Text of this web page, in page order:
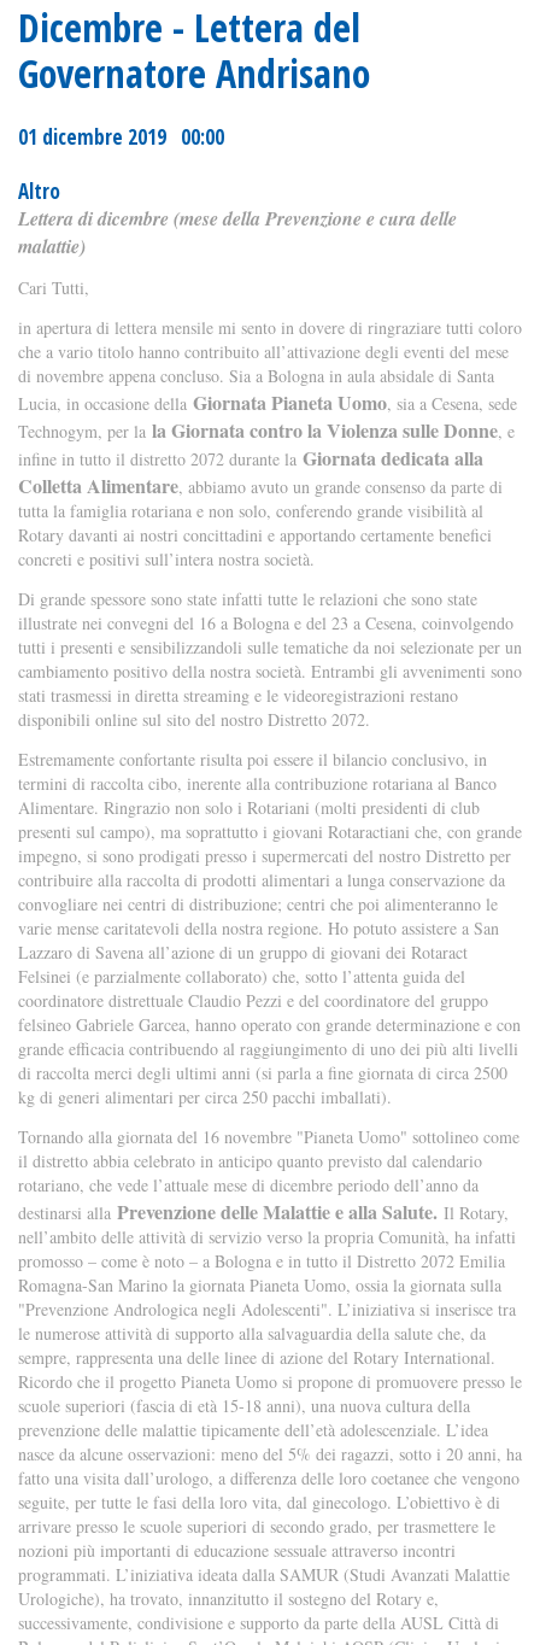
Dicembre - Lettera del
Governatore Andrisano
01 dicembre 2019 00:00
Altro
Lettera di dicembre (mese della Prevenzione e cura delle
malattie)
Cari Tutti,
in apertura di lettera mensile mi sento in dovere di ringraziare tutti coloro
che a vario titolo hanno contribuito all’attivazione degli eventi del mese
di novembre appena concluso. Sia a Bologna in aula absidale di Santa
Lucia, in occasione della Giornata Pianeta Uomo, sia a Cesena, sede
Technogym, per la la Giornata contro la Violenza sulle Donne, e
infine in tutto il distretto 2072 durante la Giornata dedicata alla
Colletta Alimentare, abbiamo avuto un grande consenso da parte di
tutta la famiglia rotariana e non solo, conferendo grande visibilità al
Rotary davanti ai nostri concittadini e apportando certamente benefici
concreti e positivi sull’intera nostra società.
Di grande spessore sono state infatti tutte le relazioni che sono state
illustrate nei convegni del 16 a Bologna e del 23 a Cesena, coinvolgendo
tutti i presenti e sensibilizzandoli sulle tematiche da noi selezionate per un
cambiamento positivo della nostra società. Entrambi gli avvenimenti sono
stati trasmessi in diretta streaming e le videoregistrazioni restano
disponibili online sul sito del nostro Distretto 2072.
Estremamente confortante risulta poi essere il bilancio conclusivo, in
termini di raccolta cibo, inerente alla contribuzione rotariana al Banco
Alimentare. Ringrazio non solo i Rotariani (molti presidenti di club
presenti sul campo), ma soprattutto i giovani Rotaractiani che, con grande
impegno, si sono prodigati presso i supermercati del nostro Distretto per
contribuire alla raccolta di prodotti alimentari a lunga conservazione da
convogliare nei centri di distribuzione; centri che poi alimenteranno le
varie mense caritatevoli della nostra regione. Ho potuto assistere a San
Lazzaro di Savena all’azione di un gruppo di giovani dei Rotaract
Felsinei (e parzialmente collaborato) che, sotto l’attenta guida del
coordinatore distrettuale Claudio Pezzi e del coordinatore del gruppo
felsineo Gabriele Garcea, hanno operato con grande determinazione e con
grande efficacia contribuendo al raggiungimento di uno dei più alti livelli
di raccolta merci degli ultimi anni (si parla a fine giornata di circa 2500
kg di generi alimentari per circa 250 pacchi imballati).
Tornando alla giornata del 16 novembre "Pianeta Uomo" sottolineo come
il distretto abbia celebrato in anticipo quanto previsto dal calendario
rotariano, che vede l’attuale mese di dicembre periodo dell’anno da
destinarsi alla Prevenzione delle Malattie e alla Salute. Il Rotary,
nell’ambito delle attività di servizio verso la propria Comunità, ha infatti
promosso – come è noto – a Bologna e in tutto il Distretto 2072 Emilia
Romagna-San Marino la giornata Pianeta Uomo, ossia la giornata sulla
"Prevenzione Andrologica negli Adolescenti". L’iniziativa si inserisce tra
le numerose attività di supporto alla salvaguardia della salute che, da
sempre, rappresenta una delle linee di azione del Rotary International.
Ricordo che il progetto Pianeta Uomo si propone di promuovere presso le
scuole superiori (fascia di età 15-18 anni), una nuova cultura della
prevenzione delle malattie tipicamente dell’età adolescenziale. L’idea
nasce da alcune osservazioni: meno del 5% dei ragazzi, sotto i 20 anni, ha
fatto una visita dall’urologo, a differenza delle loro coetanee che vengono
seguite, per tutte le fasi della loro vita, dal ginecologo. L’obiettivo è di
arrivare presso le scuole superiori di secondo grado, per trasmettere le
nozioni più importanti di educazione sessuale attraverso incontri
programmati. L’iniziativa ideata dalla SAMUR (Studi Avanzati Malattie
Urologiche), ha trovato, innanzitutto il sostegno del Rotary e,
successivamente, condivisione e supporto da parte della AUSL Città di